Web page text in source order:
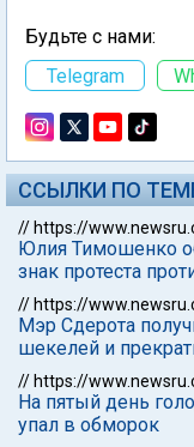
Будьте с нами:
Telegram
ССЫЛКИ ПО
// https://
Юлия Тимошенко
знак протеста
// https://
Мэр Сдерота
шекелей и
// https://
На пятый день
упал в обморок